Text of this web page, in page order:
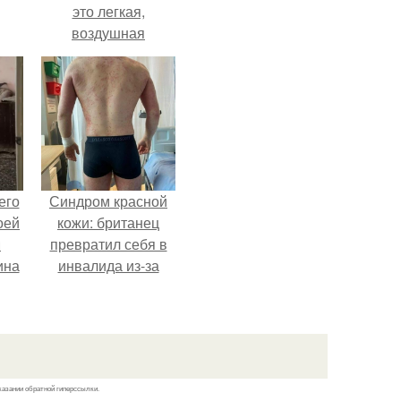
это легкая,
воздушная
шоколадная нуга,
покрытая
молочным
шоколадом.
Синдром красной
кожи: британец
превратил себя в
инвалида из-за
мази.
обратной гиперссылки.